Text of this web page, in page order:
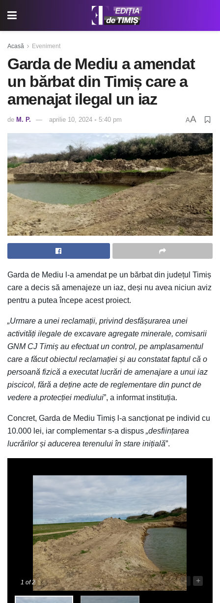
Acasă Eveniment
Garda de Mediu a amendat
un bărbat din Timiș care a
amenajat ilegal un iaz
de M. P. aprilie 10, 2024 ◦ 5:40 pm AA
Garda de Mediu l-a amendat pe un bărbat din județul Timiș
care a decis să amenajeze un iaz, deși nu avea niciun aviz
pentru a putea începe acest proiect.
„Urmare a unei reclamații, privind desfășurarea unei
activități ilegale de excavare agregate minerale, comisarii
GNM CJ Timiș au efectuat un control, pe amplasamentul
care a făcut obiectul reclamației și au constatat faptul că o
persoană fizică a executat lucrări de amenajare a unui iaz
piscicol, fără a deține acte de reglementare din punct de
vedere a protecției mediului”, a informat instituția.
Concret, Garda de Mediu Timiș l-a sancționat pe individ cu
10.000 lei, iar complementar s-a dispus „desființarea
lucrărilor și aducerea terenului în stare inițială”.
1 of 2 - +